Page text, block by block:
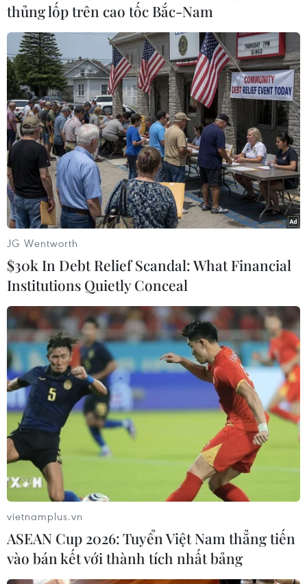
Mưa giông diện rộng trên địa bàn Hà Nội giúp giải tỏa bầu
Mưa giông diện rộng trên địa bàn Hà Nội giúp giải tỏa bầu
không khí oi nóng nhiều ngày qua. (Ảnh: Minh Quyết/TTXVN)
thủng lốp trên cao tốc Bắc-Nam
JG Wentworth
$30k In Debt Relief Scandal: What Financial
Institutions Quietly Conceal
vietnamplus.vn
ASEAN Cup 2026: Tuyển Việt Nam thẳng tiến
vào bán kết với thành tích nhất bảng